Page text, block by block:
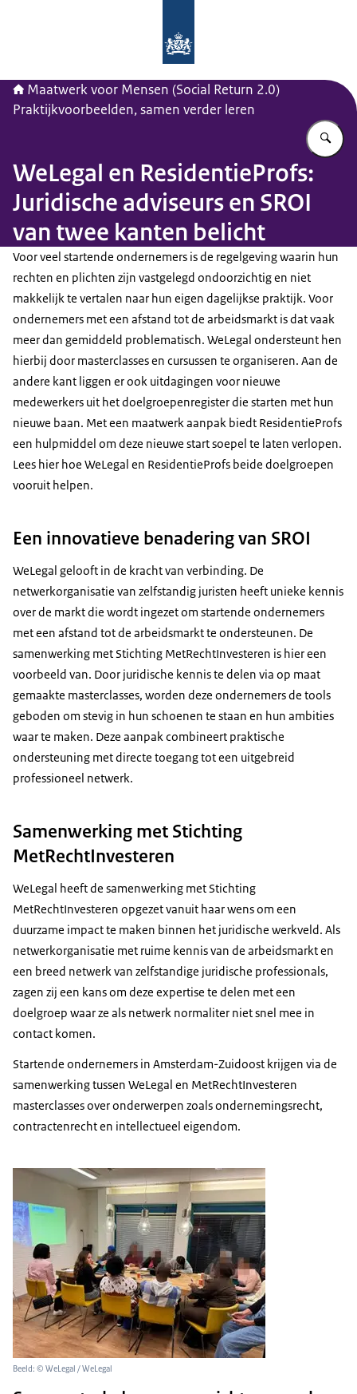
Maatwerk voor Mensen (Social Return 2.0)
Praktijkvoorbeelden, samen verder leren
WeLegal en ResidentieProfs:
Juridische adviseurs en SROI
van twee kanten belicht
Voor veel startende ondernemers is de regelgeving waarin hun
rechten en plichten zijn vastgelegd ondoorzichtig en niet
makkelijk te vertalen naar hun eigen dagelijkse praktijk. Voor
ondernemers met een afstand tot de arbeidsmarkt is dat vaak
meer dan gemiddeld problematisch. WeLegal ondersteunt hen
hierbij door masterclasses en cursussen te organiseren. Aan de
andere kant liggen er ook uitdagingen voor nieuwe
medewerkers uit het doelgroepenregister die starten met hun
nieuwe baan. Met een maatwerk aanpak biedt ResidentieProfs
een hulpmiddel om deze nieuwe start soepel te laten verlopen.
Lees hier hoe WeLegal en ResidentieProfs beide doelgroepen
vooruit helpen.
Een innovatieve benadering van SROI
WeLegal gelooft in de kracht van verbinding. De
netwerkorganisatie van zelfstandig juristen heeft unieke kennis
over de markt die wordt ingezet om startende ondernemers
met een afstand tot de arbeidsmarkt te ondersteunen. De
samenwerking met Stichting MetRechtInvesteren is hier een
voorbeeld van. Door juridische kennis te delen via op maat
gemaakte masterclasses, worden deze ondernemers de tools
geboden om stevig in hun schoenen te staan en hun ambities
waar te maken. Deze aanpak combineert praktische
ondersteuning met directe toegang tot een uitgebreid
professioneel netwerk.
Samenwerking met Stichting
MetRechtInvesteren
WeLegal heeft de samenwerking met Stichting
MetRechtInvesteren opgezet vanuit haar wens om een
duurzame impact te maken binnen het juridische werkveld. Als
netwerkorganisatie met ruime kennis van de arbeidsmarkt en
een breed netwerk van zelfstandige juridische professionals,
zagen zij een kans om deze expertise te delen met een
doelgroep waar ze als netwerk normaliter niet snel mee in
contact komen.
Startende ondernemers in Amsterdam-Zuidoost krijgen via de
samenwerking tussen WeLegal en MetRechtInvesteren
masterclasses over onderwerpen zoals ondernemingsrecht,
contractenrecht en intellectueel eigendom.
Beeld: © WeLegal / WeLegal